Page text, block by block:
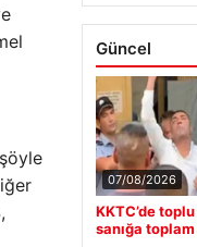
Güncel
07/08/2026
KKTC’de
sanığa